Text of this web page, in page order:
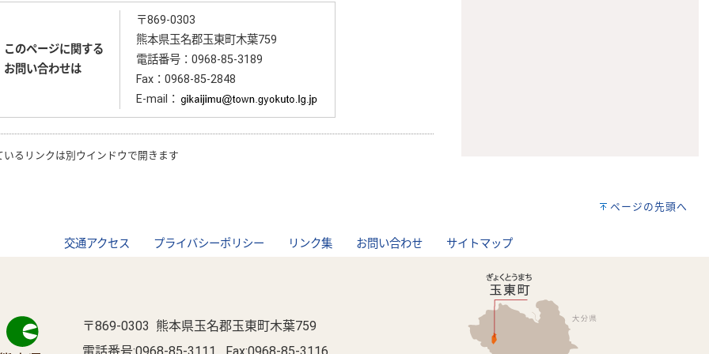
このページに関する
お問い合わせは
〒869-0303
熊本県玉名郡玉東町木葉759
電話番号：0968-85-3189
Fax：0968-85-2848
E-mail：
いるリンクは別ウインドウで開きます
ページの先頭へ
交通アクセス プライバシーポリシー リンク集 お問い合わせ サイトマップ
〒869-0303 熊本県玉名郡玉東町木葉759